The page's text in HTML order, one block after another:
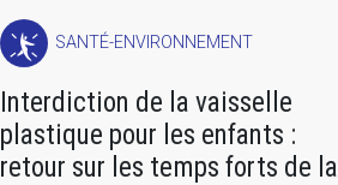
SANTÉ-ENVIRONNEMENT
Interdiction de la vaisselle
plastique pour les enfants :
retour sur les temps forts de la